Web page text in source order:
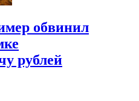
обвинил
рублей